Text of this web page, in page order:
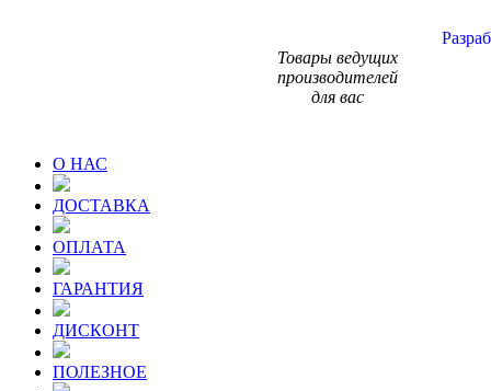
Товары ведущих
производителей
для вас
О НАС
ДОСТАВКА
ОПЛАТА
ГАРАНТИЯ
ДИСКОНТ
ПОЛЕЗНОЕ